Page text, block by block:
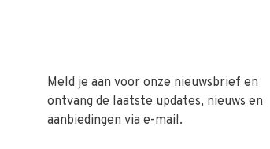
Meld je aan voor onze nieuwsbrief en
ontvang de laatste updates, nieuws en
aanbiedingen via e-mail.